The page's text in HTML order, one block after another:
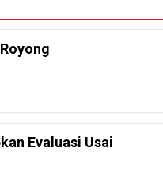
Evaluasi Usai